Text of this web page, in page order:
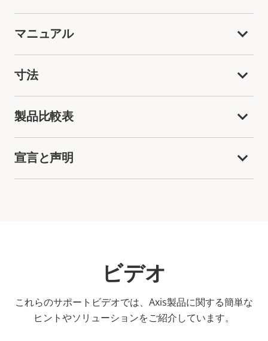
マニュアル
寸法
製品比較表
宣言と声明
ビデオ
これらのサポートビデオでは、Axis製品に関する簡単な
ヒントやソリューションをご紹介しています。